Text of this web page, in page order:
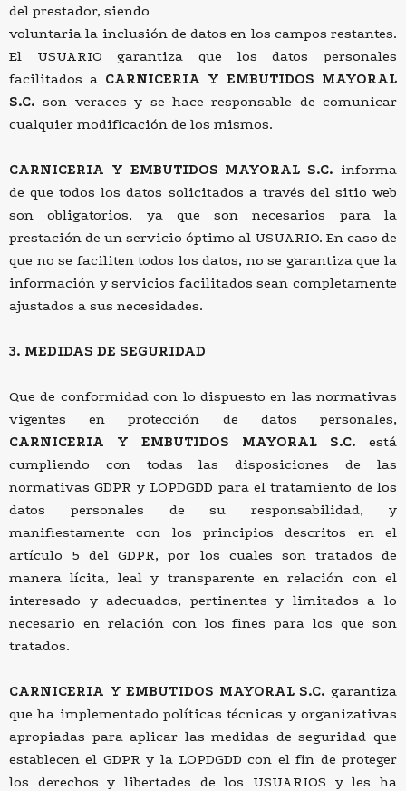
del prestador, siendo
voluntaria la inclusión de datos en los campos restantes.
El USUARIO garantiza que los datos personales
facilitados a CARNICERIA Y EMBUTIDOS MAYORAL
S.C. son veraces y se hace responsable de comunicar
cualquier modificación de los mismos.
CARNICERIA Y EMBUTIDOS MAYORAL S.C. informa
de que todos los datos solicitados a través del sitio web
son obligatorios, ya que son necesarios para la
prestación de un servicio óptimo al USUARIO. En caso de
que no se faciliten todos los datos, no se garantiza que la
información y servicios facilitados sean completamente
ajustados a sus necesidades.
3. MEDIDAS DE SEGURIDAD
Que de conformidad con lo dispuesto en las normativas
vigentes en protección de datos personales,
CARNICERIA Y EMBUTIDOS MAYORAL S.C. está
cumpliendo con todas las disposiciones de las
normativas GDPR y LOPDGDD para el tratamiento de los
datos personales de su responsabilidad, y
manifiestamente con los principios descritos en el
artículo 5 del GDPR, por los cuales son tratados de
manera lícita, leal y transparente en relación con el
interesado y adecuados, pertinentes y limitados a lo
necesario en relación con los fines para los que son
tratados.
CARNICERIA Y EMBUTIDOS MAYORAL S.C. garantiza
que ha implementado políticas técnicas y organizativas
apropiadas para aplicar las medidas de seguridad que
establecen el GDPR y la LOPDGDD con el fin de proteger
los derechos y libertades de los USUARIOS y les ha